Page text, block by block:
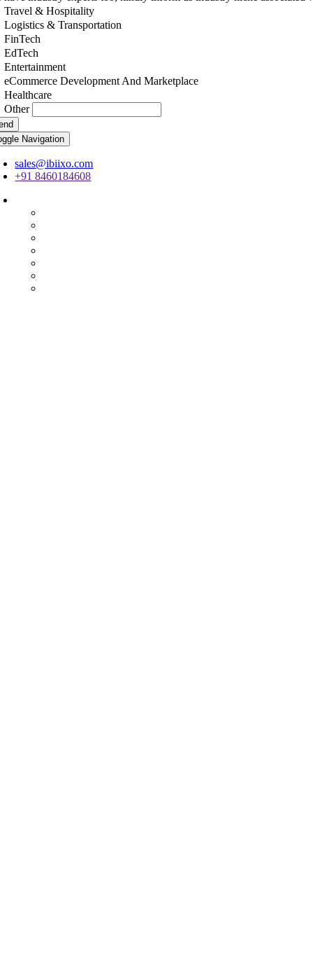
Travel & Hospitality
Logistics & Transportation
FinTech
EdTech
Entertainment
eCommerce Development And Marketplace
Healthcare
Other
Navigation
sales@ibiixo.com
+91 8460184608